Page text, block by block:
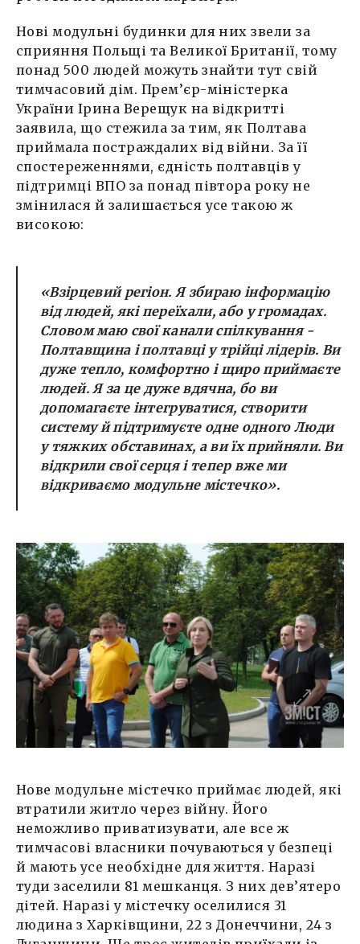
Нові модульні будинки для них звели за
сприяння Польщі та Великої Британії, тому
понад 500 людей можуть знайти тут свій
тимчасовий дім. Прем’єр-міністерка
України Ірина Верещук на відкритті
заявила, що стежила за тим, як Полтава
приймала постраждалих від війни. За її
спостереженнями, єдність полтавців у
підтримці ВПО за понад півтора року не
змінилася й залишається усе такою ж
високою:
«Взірцевий регіон. Я збираю інформацію
від людей, які переїхали, або у громадах.
Словом маю свої канали спілкування -
Полтавщина і полтавці у трійці лідерів. Ви
дуже тепло, комфортно і щиро приймаєте
людей. Я за це дуже вдячна, бо ви
допомагаєте інтегруватися, створити
систему й підтримуєте одне одного Люди
у тяжких обставинах, а ви їх прийняли. Ви
відкрили свої серця і тепер вже ми
відкриваємо модульне містечко».
Нове модульне містечко приймає людей, які
втратили житло через війну. Його
неможливо приватизувати, але все ж
тимчасові власники почуваються у безпеці
й мають усе необхідне для життя. Наразі
туди заселили 81 мешканця. З них дев’ятеро
дітей. Наразі у містечку оселилися 31
людина з Харківщини, 22 з Донеччини, 24 з